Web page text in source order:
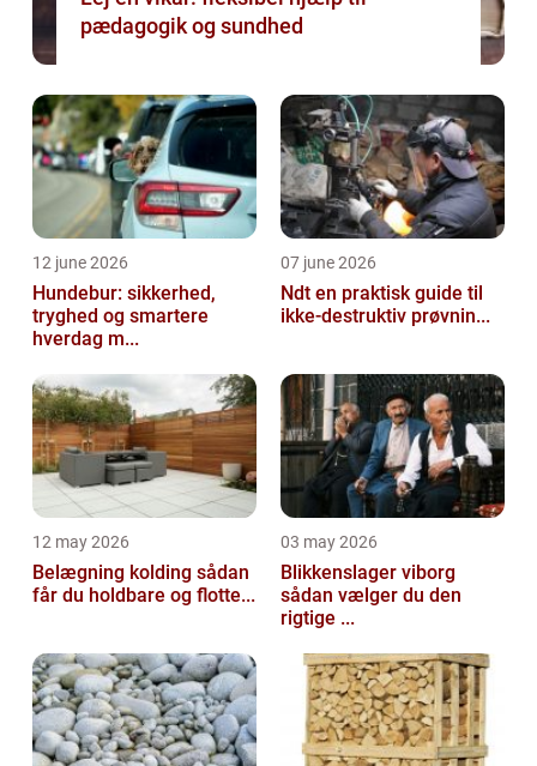
pædagogik og sundhed
12 june 2026
Hundebur: sikkerhed,
tryghed og smartere
hverdag m...
07 june 2026
Ndt en praktisk guide til
ikke-destruktiv prøvnin...
12 may 2026
Belægning kolding sådan
får du holdbare og flotte...
03 may 2026
Blikkenslager viborg
sådan vælger du den
rigtige ...